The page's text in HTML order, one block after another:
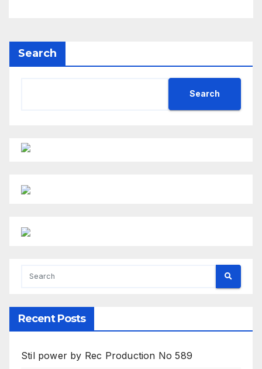
Search
Search
Recent Posts
Stil power by Rec Production No 589